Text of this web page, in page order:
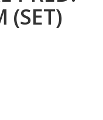
(SET)